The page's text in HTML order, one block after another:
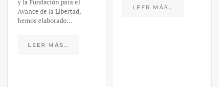
LEER MÁS…